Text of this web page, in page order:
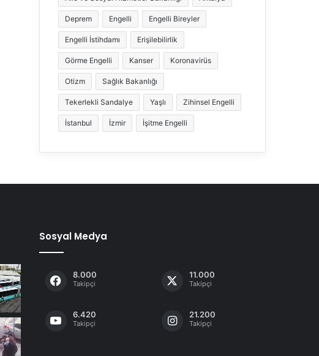
Deprem Engelli Engelli Bireyler
Engelli İstihdamı Erişilebilirlik
Görme Engelli Kanser Koronavirüs
Otizm Sağlık Bakanlığı
Tekerlekli Sandalye Yaşlı Zihinsel Engelli
İstanbul İzmir İşitme Engelli
Sosyal Medya
8.000
Takipçi
11.000
Takipçi
6.420
Takipçi
21.200
Takipçi